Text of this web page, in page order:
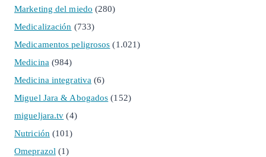
Marketing del miedo (280)
Medicalización (733)
Medicamentos peligrosos (1.021)
Medicina (984)
Medicina integrativa (6)
Miguel Jara & Abogados (152)
migueljara.tv (4)
Nutrición (101)
Omeprazol (1)